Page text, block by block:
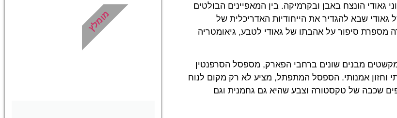
הונצח באבן ובקרמיקה. בין המאפיינים הבולטים
גאודי שבא להגדיר את הייחודיות האדריכלית של
מספרת סיפור על אהבתו של גאודי לטבע, גיאומטריה
מבנים שונים ברחבי הפארק, מספסל הסרפנטין
וחזון אמנותי. הספסל המתפתל, מציע לא רק מקום לנוח
שכבה של טקסטורה וצבע שהיא גם גחמנית וגם
מלונות
מציאת מלון
מומלץ?
מומלץ